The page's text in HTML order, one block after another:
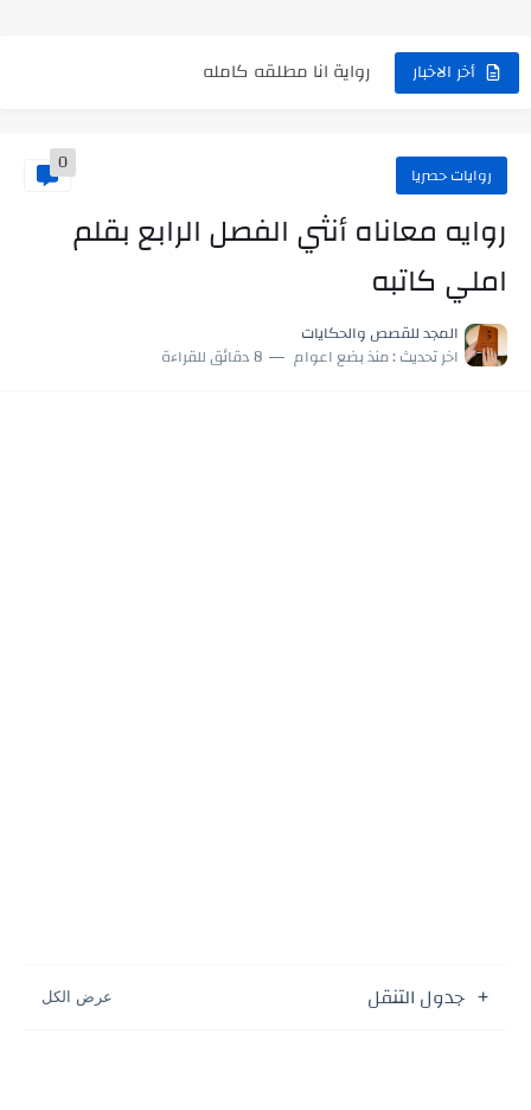
أخر الاخبار
رواية رجعت من السفر فجأه كامله
روايات حصريا 0
روايه معاناه أنثي الفصل الرابع بقلم
املي كاتبه
المجد للقصص والحكايات
اخر تحديث :منذ بضع اعوام 8 دقائق للقراءة
جدول التنقل